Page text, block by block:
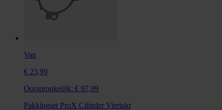
Van
€ 23,99
Oorspronkelijk: € 97,99
Pakkingset ProX Cilinder Viertakt